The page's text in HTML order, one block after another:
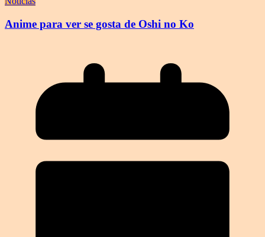
Anime para ver se gosta de Oshi no Ko